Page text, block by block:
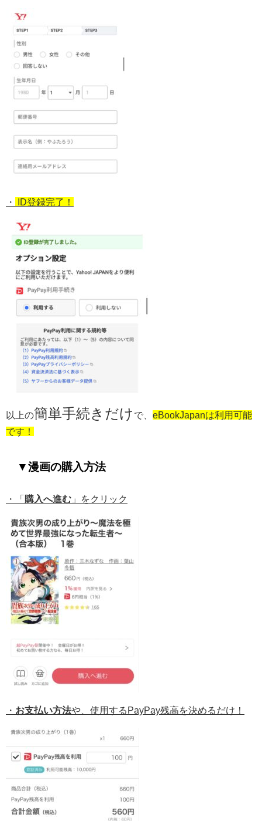
・ ID登録完了！
以上の簡単手続きだけ で、 eBookJapanは利用可能
です！
▼漫画の購入方法
・「 購入へ進む 」をクリック
・ お支払い方法や、使用するPayPay残高を決めるだけ！